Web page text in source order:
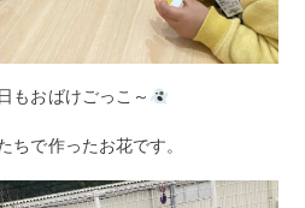
もおばけごっこ～
ちで作ったお花です。